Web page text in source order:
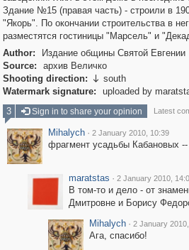
Здание №15 (правая часть) - строили в
"Якорь". По окончании строительства в
разместятся гостиницы "Марсель" и
Author:
Издание общины Святой Евгении
Source:
архив Величко
Shooting direction:  south
Watermark signature:
uploaded by
3
Sign in to share your opinion Latest
Mihalych · 2 January 2010, 10:39
фрагмент усадьбы Кабановых
maratstas · 2 January 2010,
В том-то и дело - от
Дмитровне и Борису
Mihalych · 2 January
Ага, спасибо!